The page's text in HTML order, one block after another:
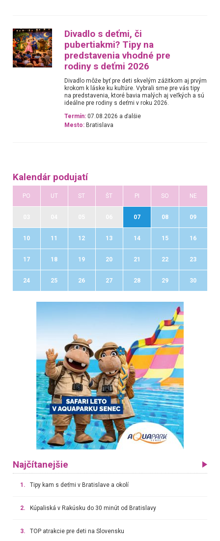
Divadlo s deťmi, či
pubertiakmi? Tipy na
predstavenia vhodné pre
rodiny s deťmi 2026
Divadlo môže byť pre deti skvelým zážitkom aj prvým
krokom k láske ku kultúre. Vybrali sme pre vás tipy
na predstavenia, ktoré bavia malých aj veľkých a sú
ideálne pre rodiny s deťmi v roku 2026.
Termín: 07.08.2026 a ďalšie
Mesto: Bratislava
Kalendár podujatí
PO UT ST ŠT PI SO NE
07 08 09
10 11 12 13 14 15 16
17 18 19 20 21 22 23
24 25 26 27 28 29 30
Najčítanejšie
1. Tipy kam s deťmi v Bratislave a okolí
2. Kúpaliská v Rakúsku do 30 minút od Bratislavy
3. TOP atrakcie pre deti na Slovensku